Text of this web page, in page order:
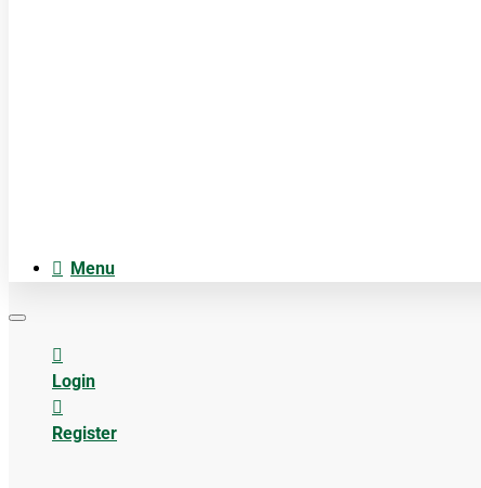
Menu
Login
Register